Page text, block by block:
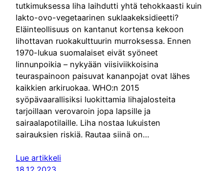
tutkimuksessa liha laihdutti yhtä tehokkaasti kuin
lakto-ovo-vegetaarinen suklaakeksidieetti?
Eläinteollisuus on kantanut kortensa kekoon
lihottavan ruokakulttuurin murroksessa. Ennen
1970-lukua suomalaiset eivät syöneet
linnunpoikia – nykyään viisiviikkoisina
teuraspainoon paisuvat kananpojat ovat lähes
kaikkien arkiruokaa. WHO:n 2015
syöpävaarallisiksi luokittamia lihajalosteita
tarjoillaan verovaroin jopa lapsille ja
sairaalapotilaille. Liha nostaa lukuisten
sairauksien riskiä. Rautaa siinä on…
Lue artikkeli